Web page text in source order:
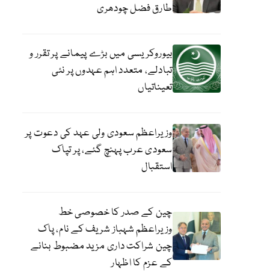
طارق فضل چودھری
بیوروکریسی میں بڑے پیمانے پر تقرر و
تبادلے، متعدد اہم عہدوں پر نئی
تعیناتیاں
وزیراعظم سعودی ولی عہد کی دعوت پر
سعودی عرب پہنچ گئے، پر تپاک
استقبال
چین کے صدر کا خصوصی خط
وزیراعظم شہباز شریف کے نام، پاک
چین شراکت داری مزید مضبوط بنانے
کے عزم کا اظہار